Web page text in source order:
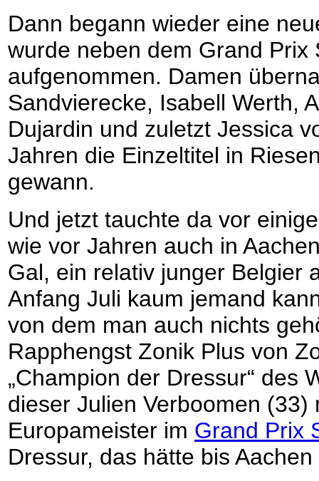
Dann begann wieder eine
wurde neben dem Grand
aufgenommen. Damen
Sandvierecke, Isabell Werth,
Dujardin und zuletzt Jessica
Jahren die Einzeltitel in
gewann.
Und jetzt tauchte da vor
wie vor Jahren auch in
Gal, ein relativ junger Belgier
Anfang Juli kaum jemand
von dem man auch nichts
Rapphengst Zonik Plus von
„Champion der Dressur“ des
dieser Julien Verboomen
Europameister im Grand Prix
Dressur, das hätte bis